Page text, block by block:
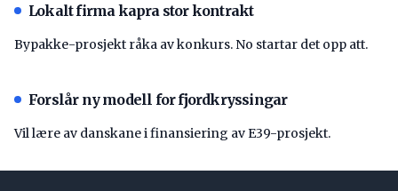
Lokalt firma kapra stor kontrakt
Bypakke-prosjekt råka av konkurs. No startar det opp att.
Forslår ny modell for fjordkryssingar
Vil lære av danskane i finansiering av E39-prosjekt.